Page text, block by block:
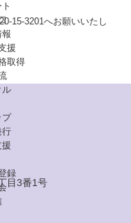
援
取得
ル
プ
行
録
15-3201へお願いいたし
目3番1号